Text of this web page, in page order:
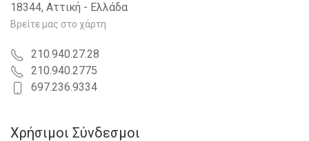
18344, Αττική - Ελλάδα
Βρείτε μας στο χάρτη
210.940.27.28
210.940.2775
697.236.9334
Χρήσιμοι Σύνδεσμοι